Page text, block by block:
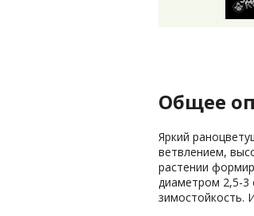
Общее
Яркий
ветвлением,
растении
диаметром 2,5-3
зимостойкость.